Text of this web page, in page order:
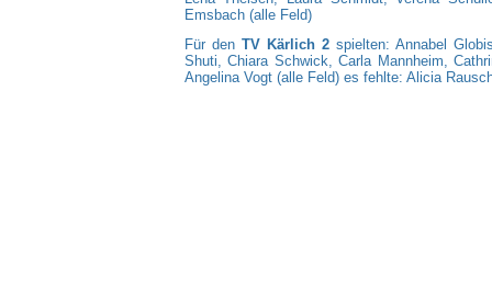
Emsbach (alle Feld)
Für den TV Kärlich 2spielten: Annabel
Shuti, Chiara Schwick, Carla Mannheim,
Angelina Vogt (alle Feld) es fehlte: Alicia